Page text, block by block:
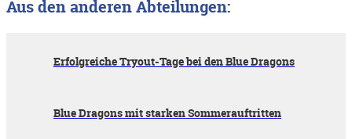
Aus den anderen Abteilungen:
Erfolgreiche Tryout-Tage bei den Blue Dragons
Blue Dragons mit starken Sommerauftritten